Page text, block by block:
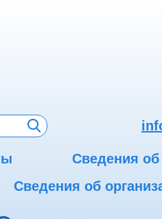
Сведения об
Сведения об